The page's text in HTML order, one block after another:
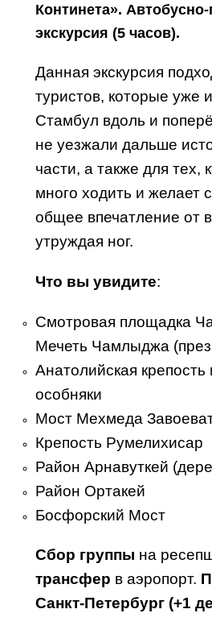
Континета».
экскурсия (5 часов).
Данная экскурсия
туристов, которые уже
Стамбул вдоль и
не уезжали дальше
части, а также для тех,
много ходить и желает
общее впечатление от
утруждая ног.
Что вы увидите:
Смотровая площадка
Мечеть Чамлыджа
Анатолийская
особняки
Мост Мехмеда
Крепость Румелихисар
Район Арнавуткей
Район Ортакей
Босфорский Мост
Сбор группы на
трансфер в аэропорт.
Санкт-Петербург (+1